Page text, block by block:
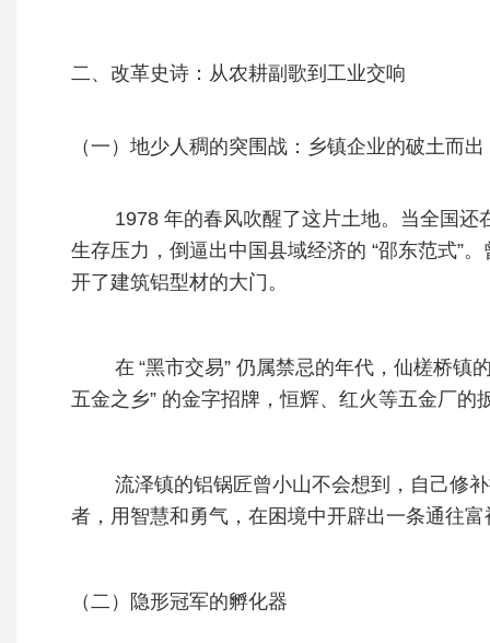
二、改革史诗：从农耕副歌到工业交响
（一）地少人稠的突围战：乡镇企业的破土而出
1978 年的春风吹醒了这片土地。当全国还在
生存压力，倒逼出中国县域经济的 “邵东范式”
开了建筑铝型材的大门。
在 “黑市交易” 仍属禁忌的年代，仙槎桥
五金之乡” 的金字招牌，恒辉、红火等五金厂的
流泽镇的铝锅匠曾小山不会想到，自己修补
者，用智慧和勇气，在困境中开辟出一条通往
（二）隐形冠军的孵化器